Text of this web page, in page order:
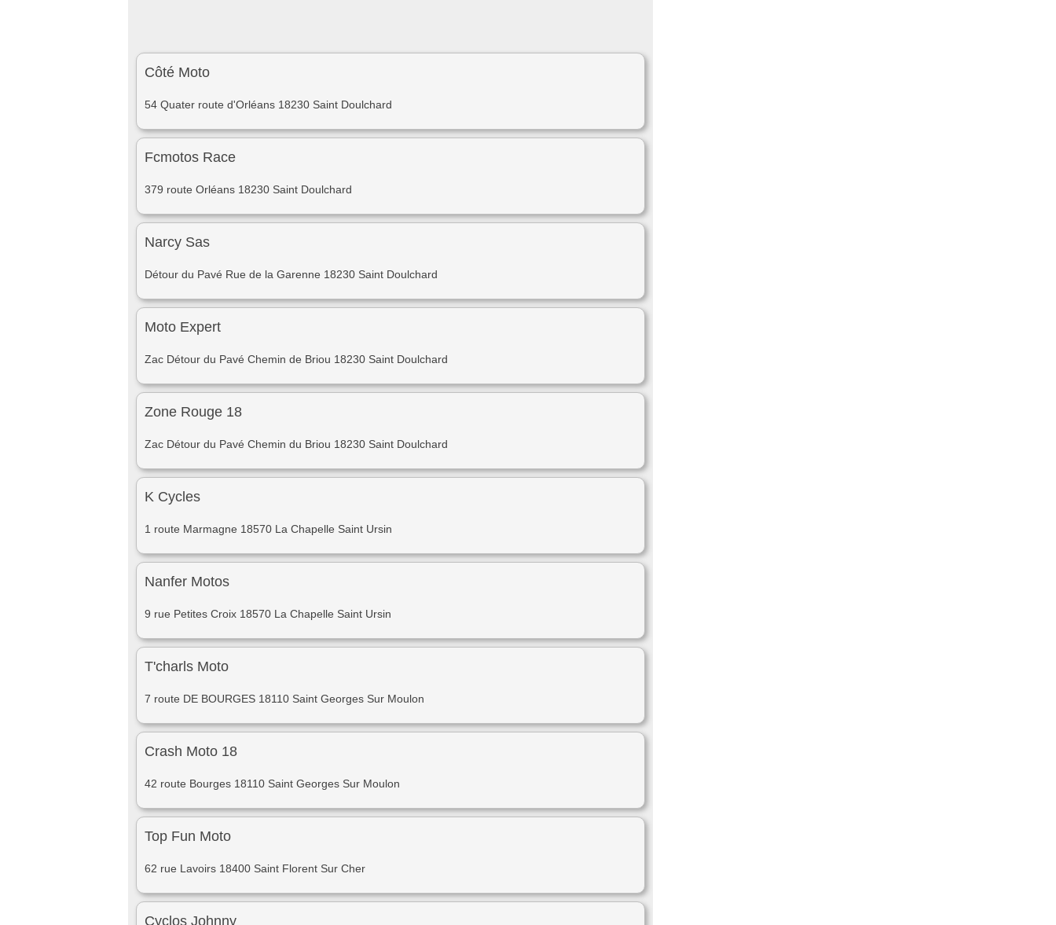
Côté Moto
54 Quater route d'Orléans 18230 Saint Doulchard
Fcmotos Race
379 route Orléans 18230 Saint Doulchard
Narcy Sas
Détour du Pavé Rue de la Garenne 18230 Saint Doulchard
Moto Expert
Zac Détour du Pavé Chemin de Briou 18230 Saint Doulchard
Zone Rouge 18
Zac Détour du Pavé Chemin du Briou 18230 Saint Doulchard
K Cycles
1 route Marmagne 18570 La Chapelle Saint Ursin
Nanfer Motos
9 rue Petites Croix 18570 La Chapelle Saint Ursin
T'charls Moto
7 route DE BOURGES 18110 Saint Georges Sur Moulon
Crash Moto 18
42 route Bourges 18110 Saint Georges Sur Moulon
Top Fun Moto
62 rue Lavoirs 18400 Saint Florent Sur Cher
Cyclos Johnny